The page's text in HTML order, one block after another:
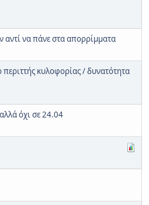
αντί να πάνε στα απορρίμματα
κυλοφορίας / δυνατότητα
όχι σε 24.04